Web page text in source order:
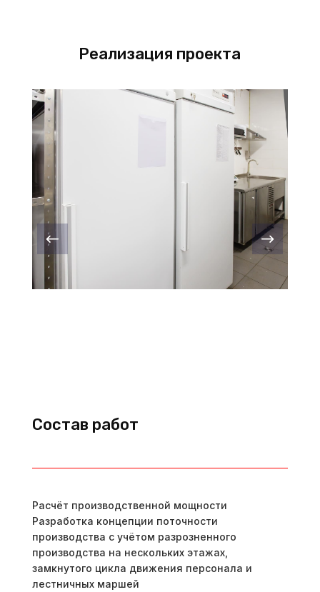
Реализация проекта
Состав работ
Расчёт производственной мощности
Разработка концепции поточности
производства с учётом разрозненного
производства на нескольких этажах,
замкнутого цикла движения персонала и
лестничных маршей